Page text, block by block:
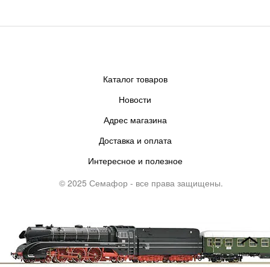
Каталог товаров
Новости
Адрес магазина
Доставка и оплата
Интересное и полезное
© 2025 Семафор - все права защищены.